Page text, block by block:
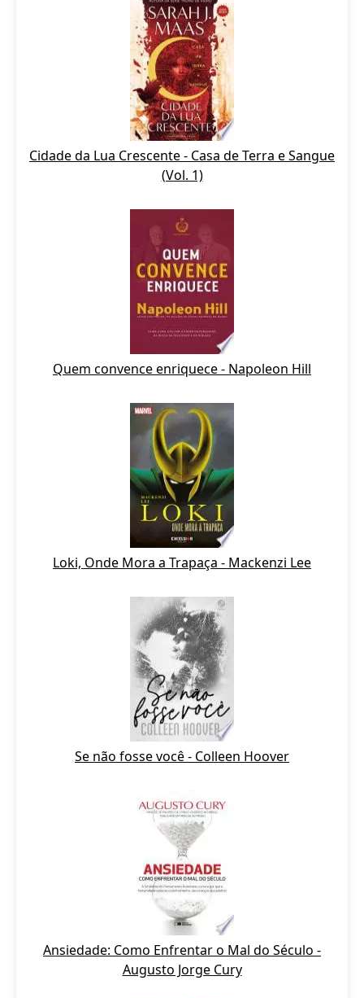
Cidade da Lua Crescente - Casa de Terra e Sangue
(Vol. 1)
Quem convence enriquece - Napoleon Hill
Loki, Onde Mora a Trapaça - Mackenzi Lee
Se não fosse você - Colleen Hoover
Ansiedade: Como Enfrentar o Mal do Século -
Augusto Jorge Cury